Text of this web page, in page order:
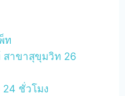
ท
สาขาสุขุมวิท 26
24 ชั่วโมง